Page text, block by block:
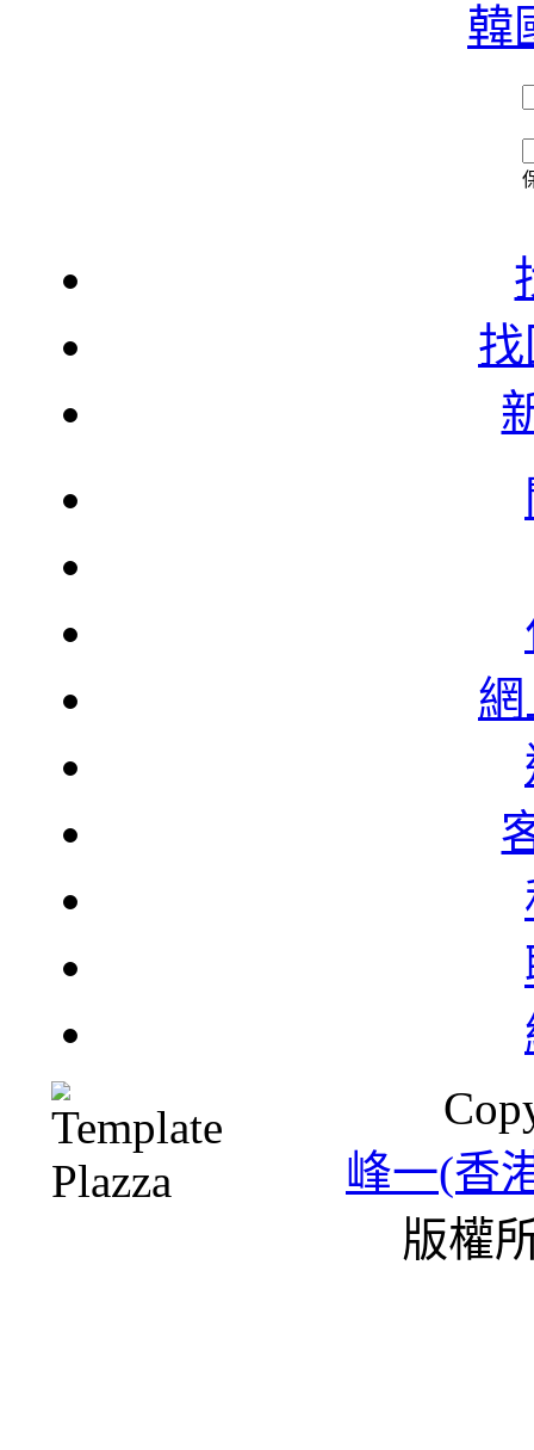
北
一
韓
峰一(香
版權